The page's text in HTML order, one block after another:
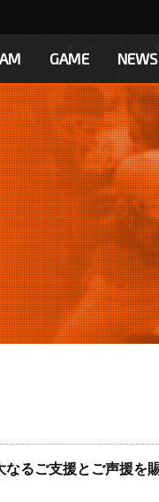
GAME NEWS
るご支援とご声援を